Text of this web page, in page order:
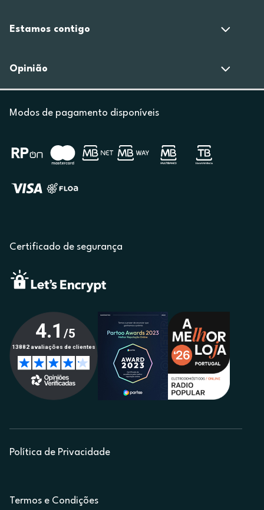
Estamos contigo
Opinião
Modos de pagamento disponíveis
Certificado de segurança
Política de Privacidade
Termos e Condições